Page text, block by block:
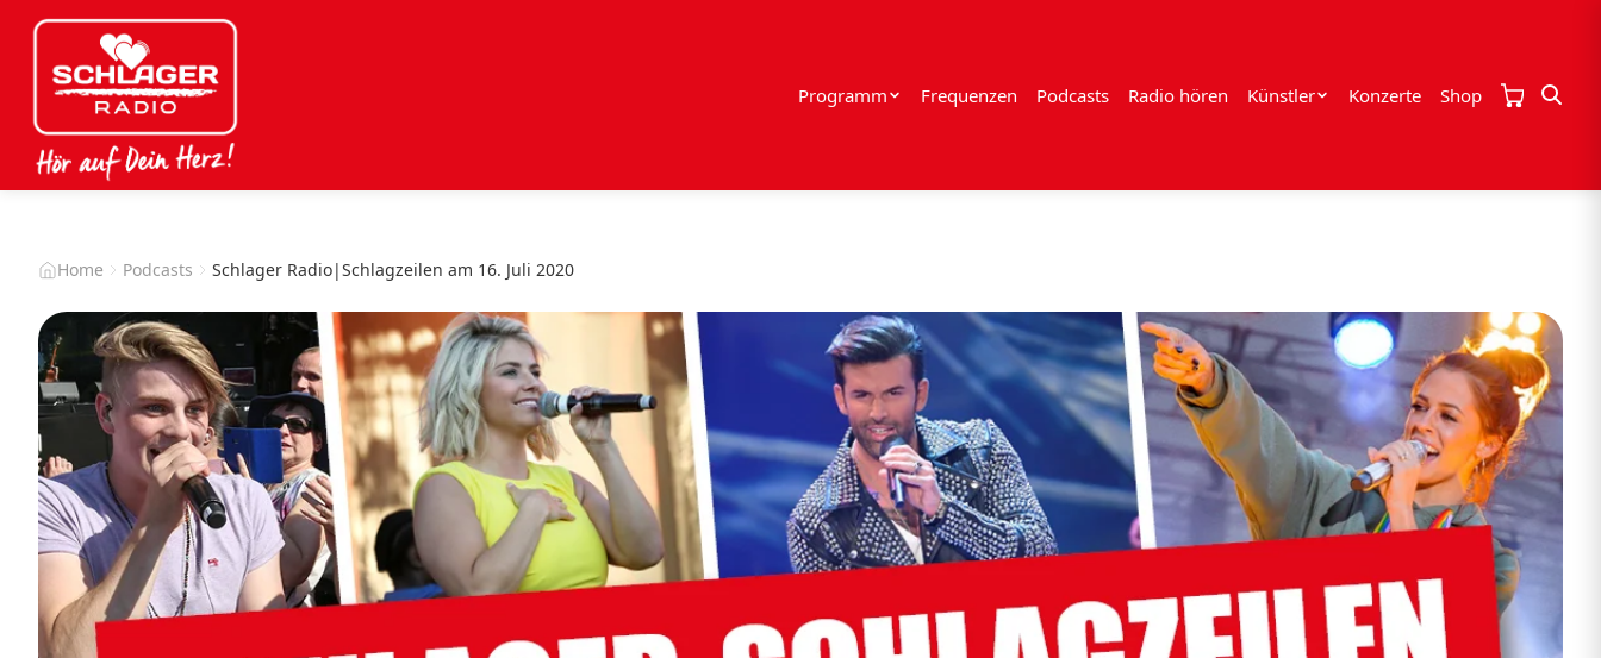
Programm Frequenzen Podcasts Radio hören Künstler Konzerte Shop
Home Podcasts Schlager Radio|Schlagzeilen am 16. Juli 2020